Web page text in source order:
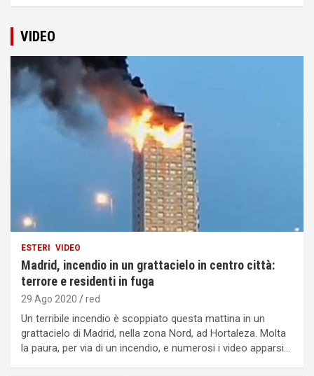
VIDEO
ESTERI VIDEO
Madrid, incendio in un grattacielo in centro città:
terrore e residenti in fuga
29 Ago 2020 red
Un terribile incendio è scoppiato questa mattina in un
grattacielo di Madrid, nella zona Nord, ad Hortaleza. Molta
la paura, per via di un incendio, e numerosi i video apparsi…